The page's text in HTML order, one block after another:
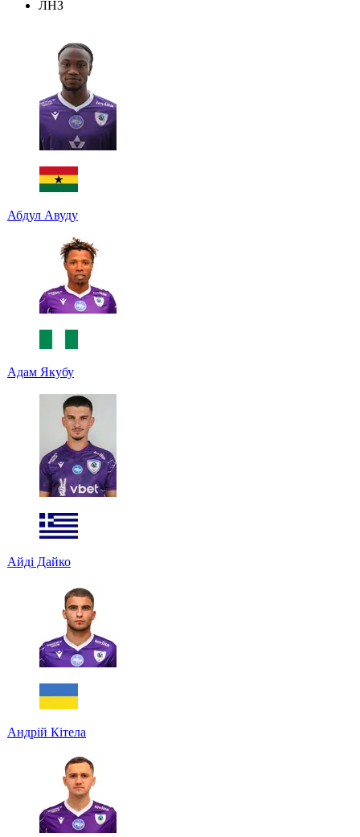
ЛНЗ
Абдул Авуду
Адам Якубу
Айді Дайко
Андрій Кітела